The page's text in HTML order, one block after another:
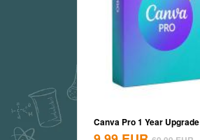
Canva Pro 1 Year Upgrade